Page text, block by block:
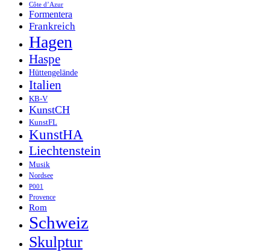
Côte d’Azur
Formentera
Frankreich
Hagen
Haspe
Hüttengelände
Italien
KB-V
KunstCH
KunstFL
KunstHA
Liechtenstein
Musik
Nordsee
P001
Provence
Rom
Schweiz
Skulptur